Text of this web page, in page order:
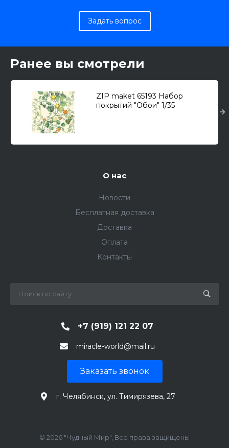
Задать вопрос
Ранее вы смотрели
ZIP maket 65193 Набор
покрытий "Обои" 1/35
О нас
Новости
Бесплатная доставка
Доставка
Оплата
Контакты
+7 (919) 121 22 07
miracle-world@mail.ru
Заказать звонок
г. Челябинск, ул. Тимирязева, 27
© 2026 "Чудный Мир", Все права защищены